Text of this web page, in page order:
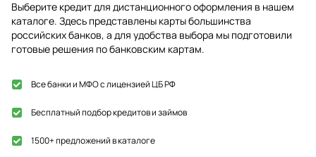
Выберите кредит для дистанционного оформления в нашем
каталоге. Здесь представлены карты большинства
российских банков, а для удобства выбора мы подготовили
готовые решения по банковским картам.
Все банки и МФО с лицензией ЦБ РФ
Бесплатный подбор кредитов и займов
1500+ предложений в каталоге